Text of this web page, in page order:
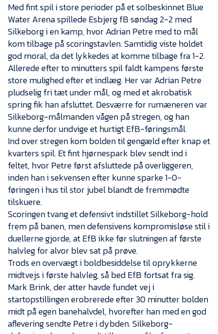
Kontakt
Job i EfB
Presse
Med fint spil i store perioder på et solbeskinnet Blue
Water Arena spillede Esbjerg fB søndag 2-2 med
Silkeborg i en kamp, hvor Adrian Petre med to mål
kom tilbage på scoringstavlen. Samtidig viste holdet
god moral, da det lykkedes at komme tilbage fra 1-2.
Allerede efter to minutters spil faldt kampens første
store mulighed efter et indlæg. Her var Adrian Petre
pludselig fri tæt under mål, og med et akrobatisk
spring fik han afsluttet. Desværre for rumæneren var
Silkeborg-målmanden vågen på stregen, og han
kunne derfor undvige et hurtigt EfB-føringsmål.
Ind over stregen kom bolden til gengæld efter knap et
kvarters spil. Et fint hjørnespark blev sendt ind i
feltet, hvor Petre først afsluttede på overliggeren,
inden han i sekvensen efter kunne sparke 1-0-
føringen i hus til stor jubel blandt de fremmødte
tilskuere.
Scoringen tvang et defensivt indstillet Silkeborg-hold
frem på banen, men defensivens kompromisløse stil i
duellerne gjorde, at EfB ikke før slutningen af første
halvleg for alvor blev sat på prøve.
Trods en overvægt i boldbesiddelse til oprykkerne
midtvejs i første halvleg, så bed EfB fortsat fra sig.
Mark Brink, der atter havde fundet vej i
startopstillingen erobrerede efter 30 minutter bolden
midt på egen banehalvdel, hvorefter han med en god
aflevering sendte Petre i dybden. Silkeborg-